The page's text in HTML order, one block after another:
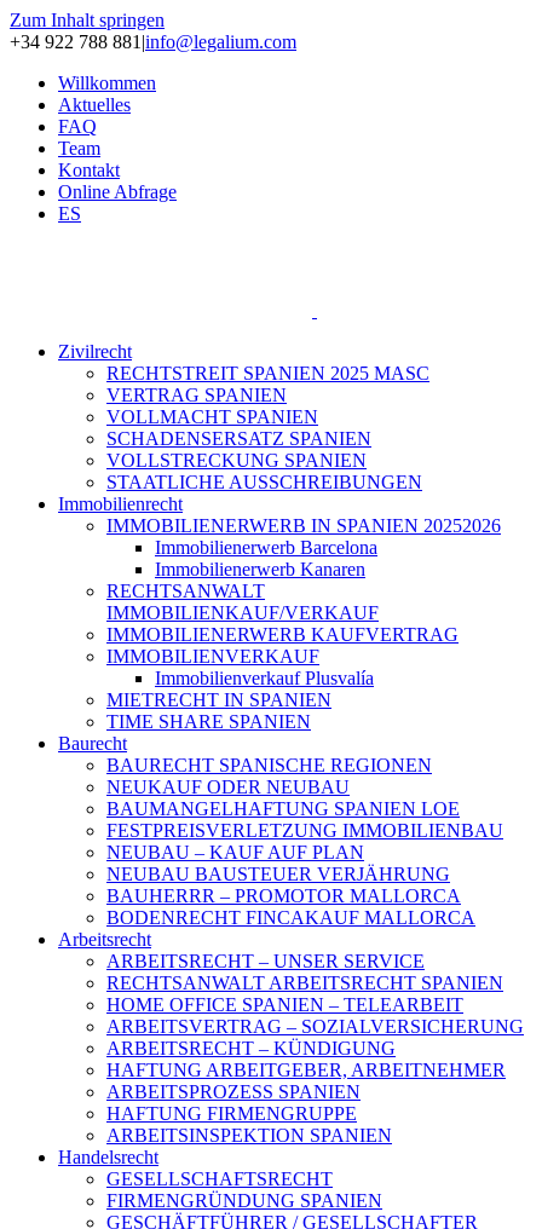
Zum Inhalt springen
+34 922 788 881 |info@legalium.com
Willkommen
Aktuelles
FAQ
Team
Kontakt
Online Abfrage
ES
Zivilrecht
RECHTSTREIT SPANIEN 2025 MASC
VERTRAG SPANIEN
VOLLMACHT SPANIEN
SCHADENSERSATZ SPANIEN
VOLLSTRECKUNG SPANIEN
STAATLICHE AUSSCHREIBUNGEN
Immobilienrecht
IMMOBILIENERWERB IN SPANIEN 20252026
Immobilienerwerb Barcelona
Immobilienerwerb Kanaren
RECHTSANWALT
IMMOBILIENKAUF/VERKAUF
IMMOBILIENERWERB KAUFVERTRAG
IMMOBILIENVERKAUF
Immobilienverkauf Plusvalía
MIETRECHT IN SPANIEN
TIME SHARE SPANIEN
Baurecht
BAURECHT SPANISCHE REGIONEN
NEUKAUF ODER NEUBAU
BAUMANGELHAFTUNG SPANIEN LOE
FESTPREISVERLETZUNG IMMOBILIENBAU
NEUBAU – KAUF AUF PLAN
NEUBAU BAUSTEUER VERJÄHRUNG
BAUHERRR – PROMOTOR MALLORCA
BODENRECHT FINCAKAUF MALLORCA
Arbeitsrecht
ARBEITSRECHT – UNSER SERVICE
RECHTSANWALT ARBEITSRECHT SPANIEN
HOME OFFICE SPANIEN – TELEARBEIT
ARBEITSVERTRAG – SOZIALVERSICHERUNG
ARBEITSRECHT – KÜNDIGUNG
HAFTUNG ARBEITGEBER, ARBEITNEHMER
ARBEITSPROZESS SPANIEN
HAFTUNG FIRMENGRUPPE
ARBEITSINSPEKTION SPANIEN
Handelsrecht
GESELLSCHAFTSRECHT
FIRMENGRÜNDUNG SPANIEN
GESCHÄFTFÜHRER / GESELLSCHAFTER